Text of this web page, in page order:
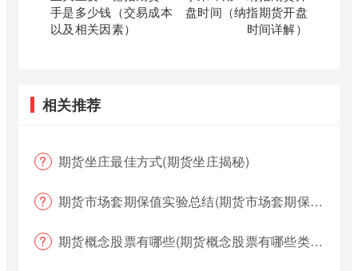
手是多少钱（交易成本
以及相关因素）
盘时间（纳指期货开盘
时间详解）
相关推荐
期货坐庄最佳方式(期货坐庄揭秘)
期货市场套期保值实验总结(期货市场套期保值实验总结报告)
期货概念股票有哪些(期货概念股票有哪些类型)